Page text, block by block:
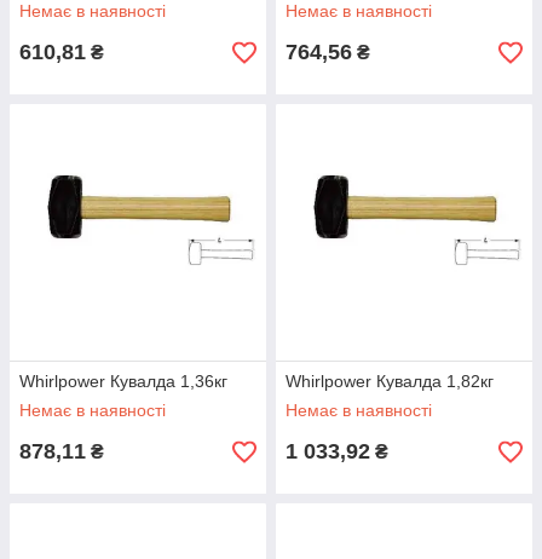
Немає в наявності
610,81 ₴
Немає в наявності
764,56 ₴
Whirlpower Кувалда 1,36кг
Немає в наявності
878,11 ₴
Whirlpower Кувалда 1,82кг
Немає в наявності
1 033,92 ₴